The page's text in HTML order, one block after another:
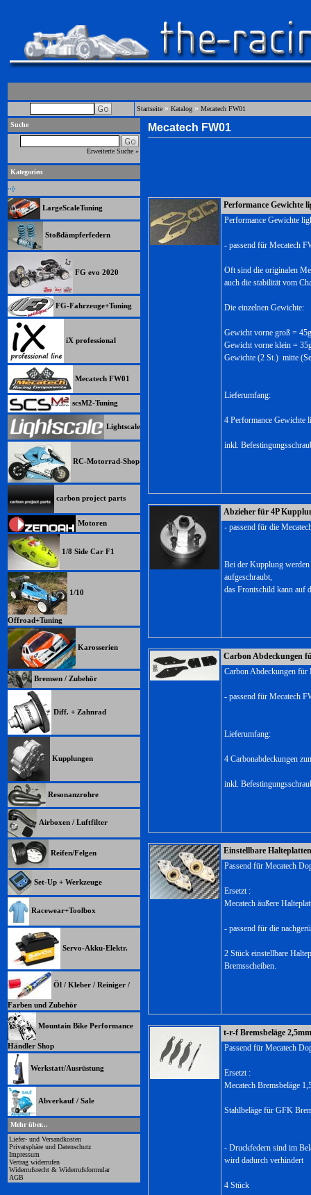
Startseite » Katalog » Mecatech FW01
Suche
Erweiterte Suche »
Kategorien
LargeScaleTuning
Stoßdämpferfedern
FG evo 2020
FG-Fahrzeuge+Tuning
iX professional
Mecatech FW01
scsM2-Tuning
Lightscale
RC-Motorrad-Shop
carbon project parts
Motoren
1/8 Side Car F1
1/10
Offroad+Tuning
Karosserien
Bremsen / Zubehör
Diff. + Zahnrad
Kupplungen
Resonanzrohre
Airboxen / Luftfilter
Reifen/Felgen
Set-Up + Werkzeuge
Racewear+Toolbox
Servo-Akku-Elektr.
Öl / Kleber / Reiniger /
Farben und Zubehör
Mountain Bike Performance
Händler Shop
Werkstatt/Ausrüstung
Abverkauf / Sale
Mehr über...
Liefer- und Versandkosten
Privatsphäre und Datenschutz
Impressum
Vertrag widerrufen
Widerrufsrecht & Widerrufsformular
AGB
Mecatech FW01
Performance Gewichte
Performance Gewichte
- passend für Mecatech
Oft sind die originalen
auch die stabilität vom
Die einzelnen Gewichte:
Gewicht vorne groß =
Gewicht vorne klein =
Gewichte (2 St.) mitte
Lieferumfang:
4 Performance Gewichte
inkl.
Abzieher für 4P
- passend für die
Bei der Kupplung
aufgeschraubt,
das Frontschild kann auf
Carbon Abdeckungen
Carbon Abdeckungen für
- passend für Mecatech
Lieferumfang:
4 Carbonabdeckungen
inkl.
Einstellbare
Passend für Mecatech
Ersetzt :
Mecatech äußere
- passend für die
2 Stück einstellbare
Bremsscheiben.
t-r-f Bremsbeläge
Passend für Mecatech
Ersetzt :
Mecatech Bremsbeläge
Stahlbeläge für GFK
- Druckfedern sind im
wird dadurch verhindert
4 Stück